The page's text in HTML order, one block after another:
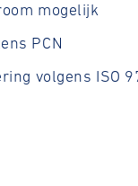
mogelijk
PCN
volgens ISO